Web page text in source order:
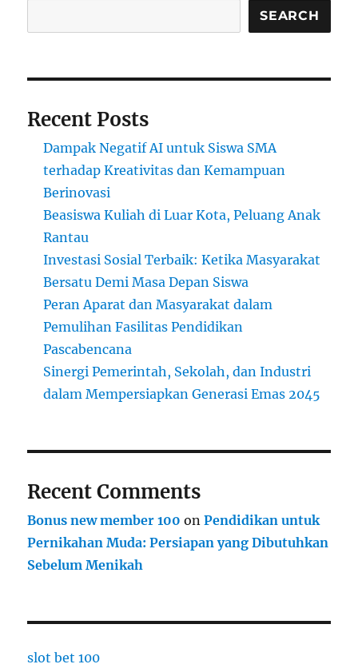
Interaktif
SEARCH
Recent Posts
Dampak Negatif AI untuk Siswa SMA
terhadap Kreativitas dan Kemampuan
Berinovasi
Beasiswa Kuliah di Luar Kota, Peluang Anak
Rantau
Investasi Sosial Terbaik: Ketika Masyarakat
Bersatu Demi Masa Depan Siswa
Peran Aparat dan Masyarakat dalam
Pemulihan Fasilitas Pendidikan
Pascabencana
Sinergi Pemerintah, Sekolah, dan Industri
dalam Mempersiapkan Generasi Emas 2045
Recent Comments
Bonus new member 100 onPendidikan untuk
Pernikahan Muda: Persiapan yang Dibutuhkan
Sebelum Menikah
slot bet 100